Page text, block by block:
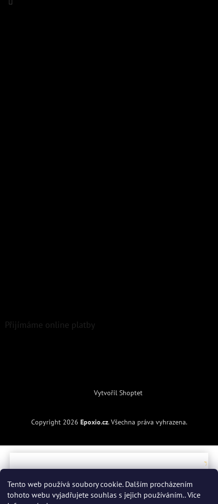
Tento web používá soubory cookie. Dalším procházením
tohoto webu vyjadřujete souhlas s jejich používáním.. Více
Přijímáme online platby
Vytvořil Shoptet
Copyright 2026 Epoxio.cz. Všechna práva vyhrazena.
7. 7.2.